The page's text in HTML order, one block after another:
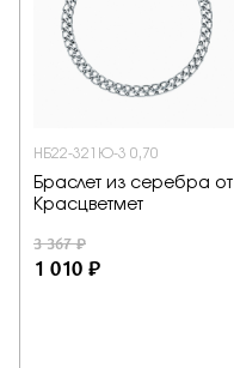
НБ22-321Ю-3 0,70
Браслет из серебра от
Красцветмет
3 367 ₽
1 010 ₽